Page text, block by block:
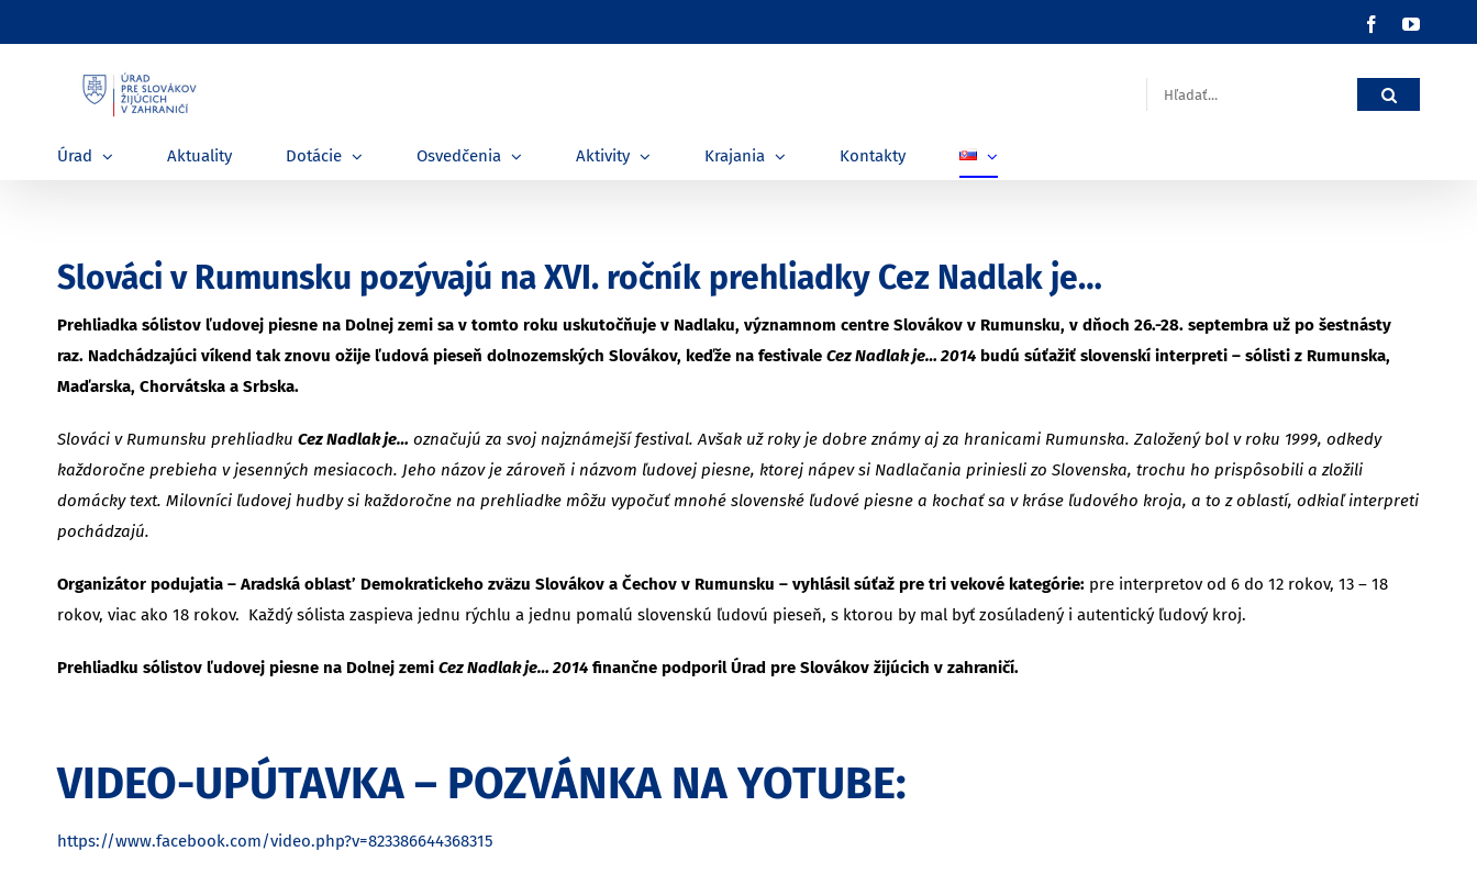
to
Facebook
Hľadať:
Úrad Aktuality Dotácie Osvedčenia Aktivity Krajania Kontakty
Slováci v Rumunsku pozývajú na XVI. ročník prehliadky Cez Nadlak je…
Prehliadka sólistov ľudovej piesne na Dolnej zemi sa v tomto roku uskutočňuje v Nadlaku, významnom centre Slovákov v Rumunsku, v dňoch 26.-28. septembra už po šestnásty
raz. Nadchádzajúci víkend tak znovu ožije ľudová pieseň dolnozemských Slovákov, keďže na festivale Cez Nadlak je… 2014 budú súťažiť slovenskí interpreti – sólisti z Rumunska,
Maďarska, Chorvátska a Srbska.
Slováci v Rumunsku prehliadku Cez Nadlak je… označujú za svoj najznámejší festival. Avšak už roky je dobre známy aj za hranicami Rumunska. Založený bol v roku 1999, odkedy
každoročne prebieha v jesenných mesiacoch. Jeho názov je zároveň i názvom ľudovej piesne, ktorej nápev si Nadlačania priniesli zo Slovenska, trochu ho prispôsobili a zložili
domácky text. Milovníci ľudovej hudby si každoročne na prehliadke môžu vypočuť mnohé slovenské ľudové piesne a kochať sa v kráse ľudového kroja, a to z oblastí, odkiaľ interpreti
pochádzajú.
Organizátor podujatia – Aradská oblast’ Demokratickeho zväzu Slovákov a Čechov v Rumunsku – vyhlásil súťaž pre tri vekové kategórie: pre interpretov od 6 do 12 rokov, 13 – 18
rokov, viac ako 18 rokov. Každý sólista zaspieva jednu rýchlu a jednu pomalú slovenskú ľudovú pieseň, s ktorou by mal byť zosúladený i autentický ľudový kroj.
Prehliadku sólistov ľudovej piesne na Dolnej zemi Cez Nadlak je… 2014 finančne podporil Úrad pre Slovákov žijúcich v zahraničí.
VIDEO-UPÚTAVKA – POZVÁNKA NA YOTUBE:
https://www.facebook.com/video.php?v=823386644368315